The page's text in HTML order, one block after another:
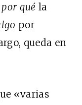
por qué la
por
queda en
«varias